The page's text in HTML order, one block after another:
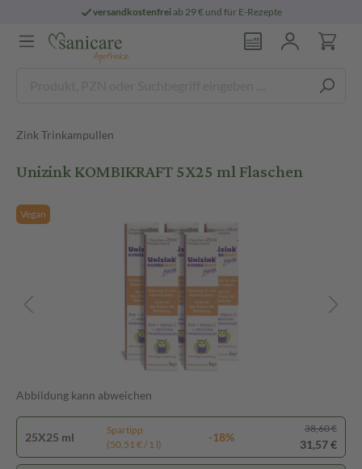
versandkostenfreiab 29 € und für E-Rezepte
Zink Trinkampullen
Unizink KOMBIKRAFT 5X25 ml Flaschen
Vegan
Abbildung kann abweichen
25X25 ml
Spartipp
(50,51 € / 1 l)
-18%
38,60 €
31,57 €